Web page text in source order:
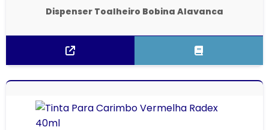
Dispenser Toalheiro Bobina Alavanca